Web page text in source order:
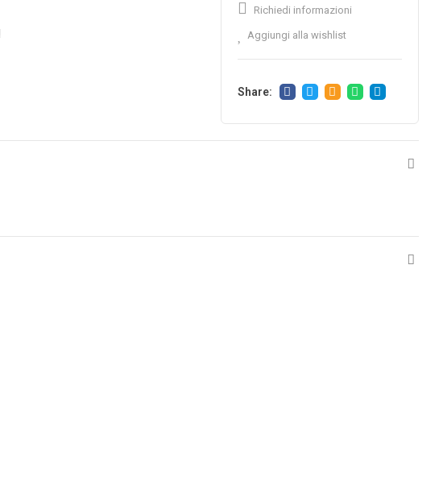
Richiedi informazioni
Aggiungi alla wishlist